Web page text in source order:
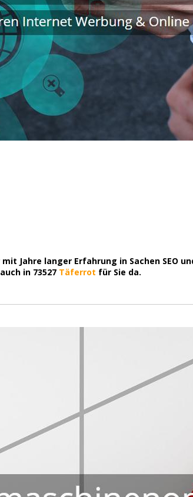
Jahre langer Erfahrung in Sachen SEO
in 73527 Täferrot für Sie da.